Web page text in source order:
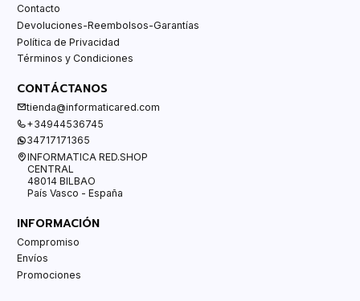
Contacto
Devoluciones-Reembolsos-Garantías
Política de Privacidad
Términos y Condiciones
CONTÁCTANOS
tienda@informaticared.com
+34944536745
34717171365
INFORMATICA RED.SHOP
CENTRAL
48014 BILBAO
País Vasco - España
INFORMACIÓN
Compromiso
Envíos
Promociones